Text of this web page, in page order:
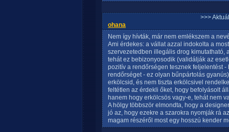
>>>
ohana
Nem így hívták, már nem emlékszem a
Ami érdekes: a vállat azzal indokolta a
szervezetedben illegális drog kimutatható,
tehát ez bebizonyosodik (validálják az
pozitív a rendőrségen tesznek feljelentést
rendőrséget - ez olyan bűnpártolás
erkölcsid, és nem tiszta erkölcsivel
feltétlen az érdekli őket, hogy befolyásolt
hanem hogy erkölcsös vagy-e, tehát nem
A hölgy többször elmondta, hogy a
jó az, hogy ezekre a szarokra nyomják rá
magam részéről most egy hosszú kender